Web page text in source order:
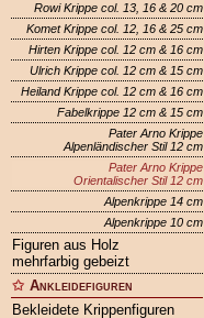
Rowi Krippe col. 13, 16 & 20 cm
Komet Krippe col. 12, 16 & 25 cm
Hirten Krippe col. 12 cm & 16 cm
Ulrich Krippe col. 12 cm & 15 cm
Heiland Krippe col. 12 cm & 16 cm
Fabelkrippe 12 cm & 15 cm
Pater Arno Krippe
Alpenländischer Stil 12 cm
Pater Arno Krippe
Orientalischer Stil 12 cm
Alpenkrippe 14 cm
Alpenkrippe 10 cm
Figuren aus Holz
mehrfarbig gebeizt
Ankleidefiguren
Bekleidete Krippenfiguren